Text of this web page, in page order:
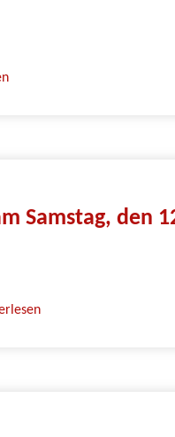
Samstag, den